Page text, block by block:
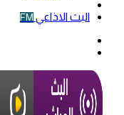
البث الاذاعي FM